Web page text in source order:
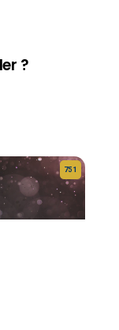
?
75 1